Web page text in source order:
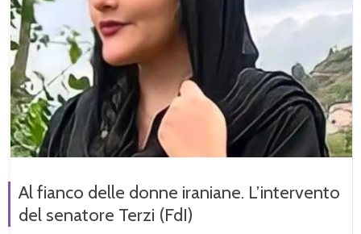
Al fianco delle donne iraniane. L’intervento
del senatore Terzi (FdI)